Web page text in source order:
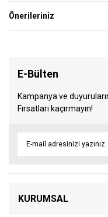
Önerileriniz
E-Bülten
Kampanya ve
Fırsatları kaçırmayın!
KURUMSAL